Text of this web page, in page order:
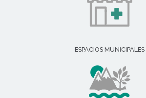
ESPACIOS MUNICIPALES